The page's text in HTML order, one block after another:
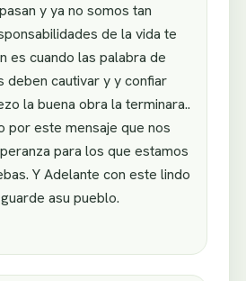
y ya no somos tan
de la vida te
es cuando las palabra de
deben cautivar y y confiar
la buena obra la terminara..
por este mensaje que nos
para los que estamos
Y Adelante con este lindo
asu pueblo.